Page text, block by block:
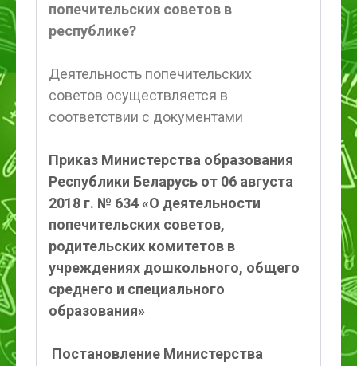
попечительских советов в
республике?
Деятельность попечительских
советов осуществляется в
соответствии с документами
Приказ Министерства образования
Республики Беларусь от 06 августа
2018 г. № 634 «О деятельности
попечительских советов,
родительских комитетов в
учреждениях дошкольного, общего
среднего и специального
образования»
Постановление Министерства